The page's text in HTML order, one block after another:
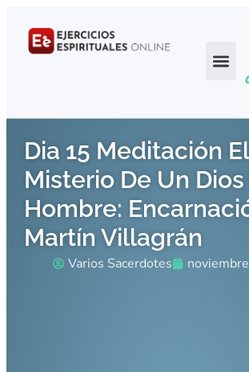
Dia 15 Meditación El
Misterio De Un
Hombre:
Martín Villagrán
Varios Sacerdotes